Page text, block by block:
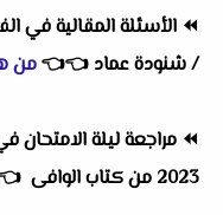
⏪
/ شنودة عماد 👈
👈من
⏪ مراجعة ليلة الامتحان
2023 من كتاب الوافى